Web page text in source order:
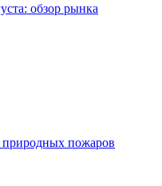
обзор рынка
природных пожаров